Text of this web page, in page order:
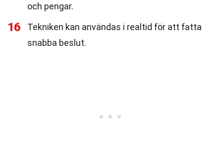
och pengar.
16
Tekniken kan användas i realtid för att fatta
snabba beslut.